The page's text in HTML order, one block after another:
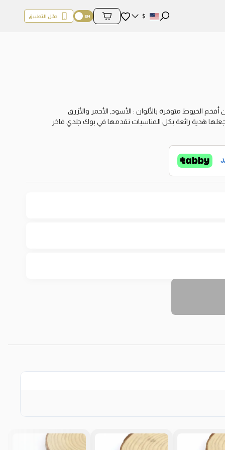
$ المفضلة
محتويات السلة
حمّل التطبيق
الخيوط متوفرة بالألوان : الأسود, الأحمر والأزرق
هَدية رائعة بكل المناسبات نقدمها في بوك جلدي فاخر